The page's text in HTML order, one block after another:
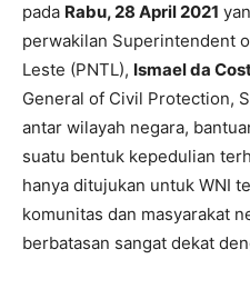
pada Rabu, 28 April 2021
perwakilan Superintendent
Leste (PNTL), Ismael da
General of Civil Protection,
antar wilayah negara,
suatu bentuk kepedulian
hanya ditujukan untuk WNI
komunitas dan masyarakat
berbatasan sangat dekat